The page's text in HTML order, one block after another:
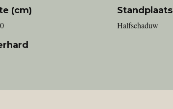
(cm) Standplaats
Halfschaduw